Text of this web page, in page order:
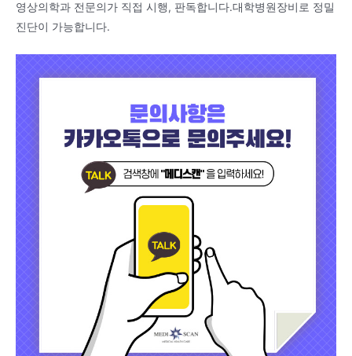
영상의학과 전문의가 직접 시행, 판독합니다.대학병원장비로 정밀
진단이 가능합니다.